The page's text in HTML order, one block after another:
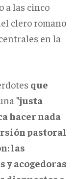
a las cinco
clero romano
en la
que
"justa
hacer nada
pastoral
las
acogedoras